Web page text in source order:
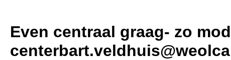
Even centraal graag- zo